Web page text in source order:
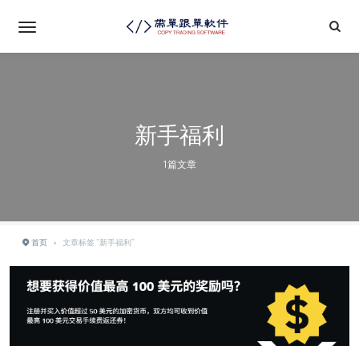
新手福利
1篇文章
首页 › 文章标签 "新手福利"